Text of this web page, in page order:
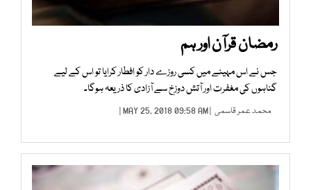
رمضان قرآن اور ہم
جس نے اس مہینے میں کسی روزے دار کو افطار کرایا تو اس کے لیے
گناہوں کی مغفرت اور آتش دوزخ سے آزادی کا ذریعہ ہوگا۔
محمد عمر قاسمی | MAY 25, 2018 09:58 AM |